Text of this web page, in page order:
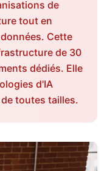
de
tout en
Cette
de 30
dédiés. Elle
d'IA
toutes tailles.